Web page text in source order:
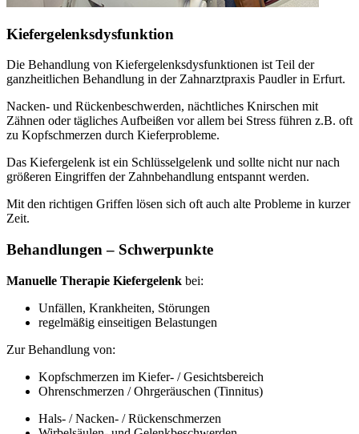
Kiefergelenksdysfunktion
Die Behandlung von Kiefergelenksdysfunktionen ist Teil der
ganzheitlichen Behandlung in der Zahnarztpraxis Paudler in Erfurt.
Nacken- und Rückenbeschwerden, nächtliches Knirschen mit
Zähnen oder tägliches Aufbeißen vor allem bei Stress führen z.B. oft
zu Kopfschmerzen durch Kieferprobleme.
Das Kiefergelenk ist ein Schlüsselgelenk und sollte nicht nur nach
größeren Eingriffen der Zahnbehandlung entspannt werden.
Mit den richtigen Griffen lösen sich oft auch alte Probleme in kurzer
Zeit.
Behandlungen – Schwerpunkte
Manuelle Therapie Kiefergelenk bei:
Unfällen, Krankheiten, Störungen
regelmäßig einseitigen Belastungen
Zur Behandlung von:
Kopfschmerzen im Kiefer- / Gesichtsbereich
Ohrenschmerzen / Ohrgeräuschen (Tinnitus)
Hals- / Nacken- / Rückenschmerzen